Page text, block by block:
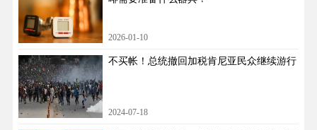
2026-01-10
不买帐！总统撤回加税肯尼亚民众继续游行
2024-07-18